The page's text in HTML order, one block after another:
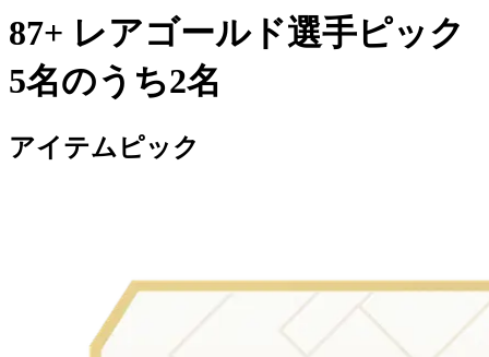
87+ レアゴールド選手ピック
5名のうち2名
アイテムピック